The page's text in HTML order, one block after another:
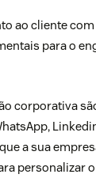
ao cliente
para o
corporativa
a sua
personalizar